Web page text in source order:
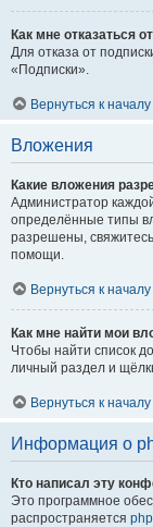
Как мне отказаться
Для отказа от
«Подписки».
Вернуться к началу
Вложения
Какие вложения
Администратор
определённые типы
разрешены,
помощи.
Вернуться к началу
Как мне найти мои
Чтобы найти список
личный раздел и
Вернуться к началу
Информация о
Кто написал эту
Это программное
распространяется